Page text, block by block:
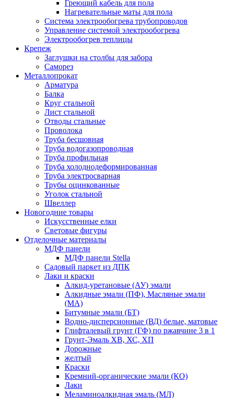
Греющий кабель для пола
Нагревательные маты для пола
Система электрообогрева трубопроводов
Управление системой электрообогрева
Электрообогрев теплицы
Крепеж
Заглушки на столбы для забора
Саморез
Металлопрокат
Арматура
Балка
Круг стальной
Лист стальной
Отводы стальные
Проволока
Труба бесшовная
Труба водогазопроводная
Труба профильная
Труба холоднодеформированная
Труба электросварная
Трубы оцинкованные
Уголок стальной
Швеллер
Новогодние товары
Искусственные елки
Световые фигуры
Отделочные материалы
МДФ панели
МДФ панели Stella
Садовый паркет из ДПК
Лаки и краски
Алкид-уретановые (АУ) эмали
Алкидные эмали (ПФ), Масляные эмали
(МА)
Битумные эмали (БТ)
Водно-дисперсионные (ВД) белые, матовые
Глифталевый грунт (ГФ) по ржавчине 3 в 1
Грунт-Эмаль ХВ, ХС, ХП
Дорожные
желтый
Краски
Кремний-органические эмали (КО)
Лаки
Меламиноалкидная эмаль (МЛ)